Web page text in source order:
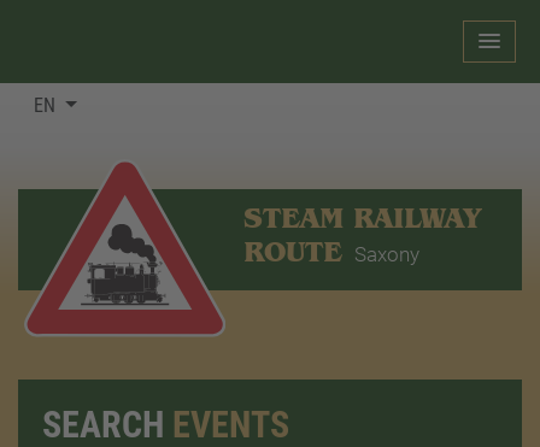
EN
STEAM RAILWAY
ROUTE Saxony
SEARCH EVENTS